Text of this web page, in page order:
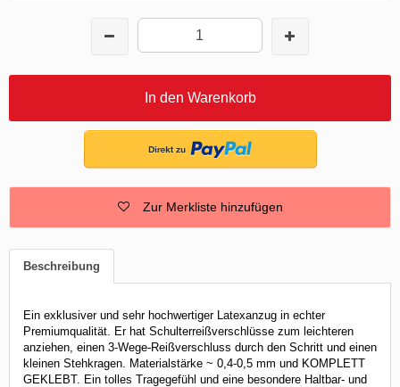
In den Warenkorb
Zur Merkliste hinzufügen
Beschreibung
Ein exklusiver und sehr hochwertiger Latexanzug in echter
Premiumqualität. Er hat Schulterreißverschlüsse zum leichteren
anziehen, einen 3-Wege-Reißverschluss durch den Schritt und einen
kleinen Stehkragen. Materialstärke ~ 0,4-0,5 mm und KOMPLETT
GEKLEBT. Ein tolles Tragegefühl und eine besondere Haltbar- und